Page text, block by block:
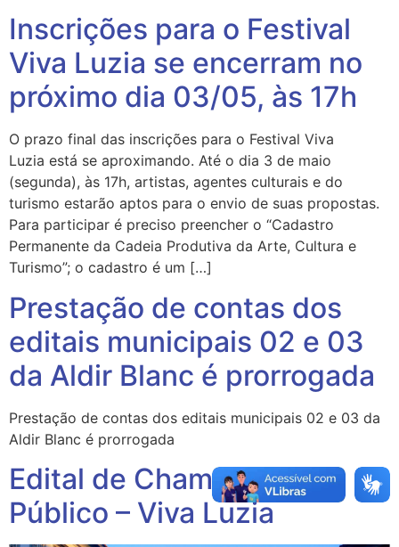
Inscrições para o Festival
Viva Luzia se encerram no
próximo dia 03/05, às 17h
O prazo final das inscrições para o Festival Viva
Luzia está se aproximando. Até o dia 3 de maio
(segunda), às 17h, artistas, agentes culturais e do
turismo estarão aptos para o envio de suas propostas.
Para participar é preciso preencher o “Cadastro
Permanente da Cadeia Produtiva da Arte, Cultura e
Turismo”; o cadastro é um […]
Prestação de contas dos
editais municipais 02 e 03
da Aldir Blanc é prorrogada
Prestação de contas dos editais municipais 02 e 03 da
Aldir Blanc é prorrogada
Edital de Chamamento
Público – Viva Luzia